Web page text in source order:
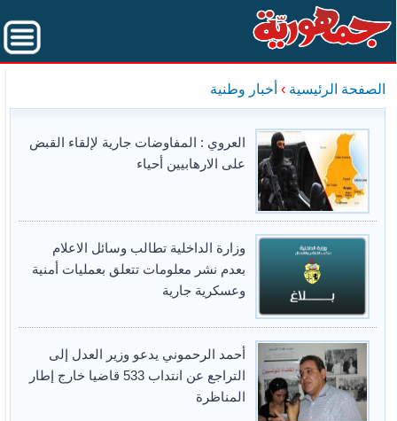
الصفحة الرئيسية › أخبار وطنية
العروي : المفاوضات جارية لإلقاء القبض
على الارهابيين أحياء
وزارة الداخلية تطالب وسائل الاعلام
بعدم نشر معلومات تتعلق بعمليات أمنية
وعسكرية جارية
أحمد الرحموني يدعو وزير العدل إلى
التراجع عن انتداب 533 قاضيا خارج إطار
المناظرة